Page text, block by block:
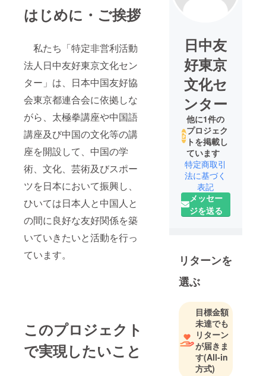
はじめに・ご挨拶
私たち「特定非営利活動
法人日中友好東京文化セン
ター」は、日本中国友好協
会東京都連合会に依拠しな
がら、太極拳講座や中国語
講座及び中国の文化等の講
座を開設して、中国の学
術、文化、芸術及びスポー
ツを日本において振興し、
ひいては日本人と中国人と
の間に良好な友好関係を築
いていきたいと活動を行っ
ています。
このプロジェクト
で実現したいこと
日中友
好東京
文化セ
ンター
他に1件の
プロジェク
トを掲載し
ています
特定商取引
法に基づく
表記
メッセー
ジを送る
リターンを
選ぶ
目標金額
未達でも
リターン
が届きま
す(All-in
方式)